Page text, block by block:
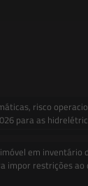
risco
para as
em inventário
impor restrições ao